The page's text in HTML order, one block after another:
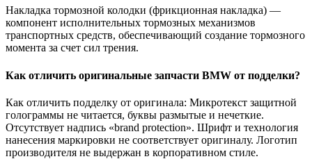
Накладка тормозной колодки (фрикционная накладка) —
компонент исполнительных тормозных механизмов
транспортных средств, обеспечивающий создание тормозного
момента за счет сил трения.
Как отличить оригинальные запчасти BMW от подделки?
Как отличить подделку от оригинала: Микротекст защитной
голограммы не читается, буквы размытые и нечеткие.
Отсутствует надпись «brand protection». Шрифт и технология
нанесения маркировки не соответствует оригиналу. Логотип
производителя не выдержан в корпоративном стиле.